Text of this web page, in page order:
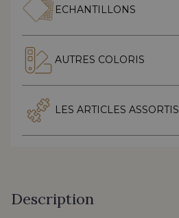
ECHANTILLONS
AUTRES COLORIS
LES ARTICLES ASSORTIS
Description